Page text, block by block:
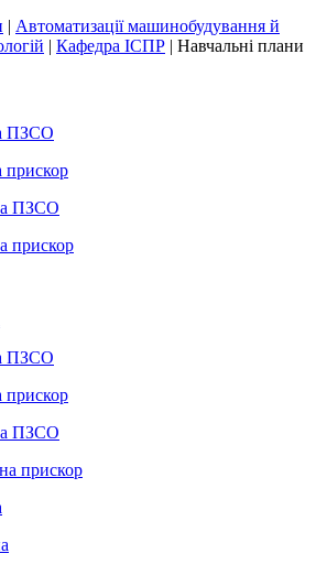
| Автоматизації машинобудування й
| Кафедра ІСПР | Навчальні плани
ПЗСО
прискор
ПЗСО
прискор
ПЗСО
прискор
ПЗСО
прискор